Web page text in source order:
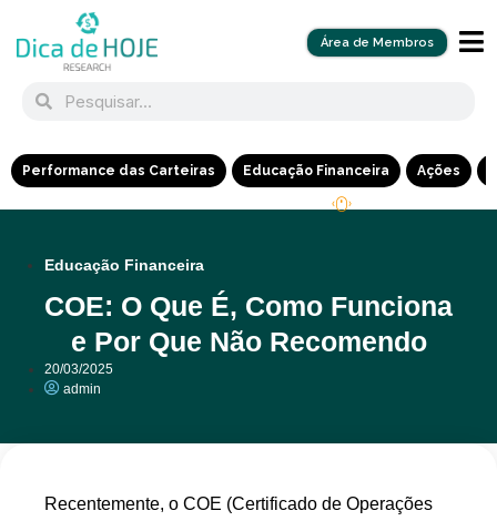
Área de Membros
Performance das Carteiras Educação Financeira Ações
Educação Financeira
COE: O Que É, Como Funciona
e Por Que Não Recomendo
20/03/2025
admin
Recentemente, o COE (Certificado de Operações